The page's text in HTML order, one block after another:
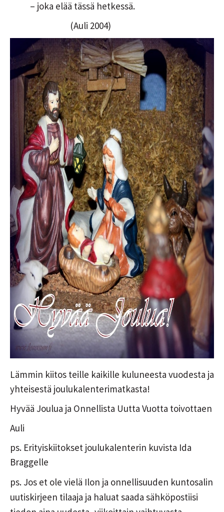
– joka elää tässä hetkessä.
(Auli 2004)
Lämmin kiitos teille kaikille kuluneesta vuodesta ja
yhteisestä joulukalenterimatkasta!
Hyvää Joulua ja Onnellista Uutta Vuotta toivottaen
Auli
ps. Erityiskiitokset joulukalenterin kuvista Ida
Braggelle
ps. Jos et ole vielä Ilon ja onnellisuuden kuntosalin
uutiskirjeen tilaaja ja haluat saada sähköpostiisi